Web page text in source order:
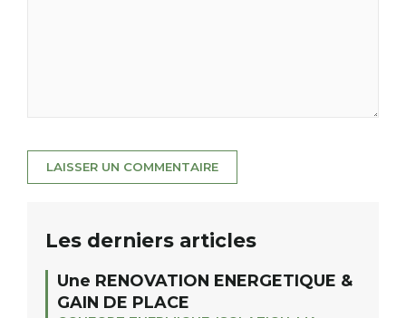
Les derniers articles
Une RENOVATION ENERGETIQUE &
GAIN DE PLACE